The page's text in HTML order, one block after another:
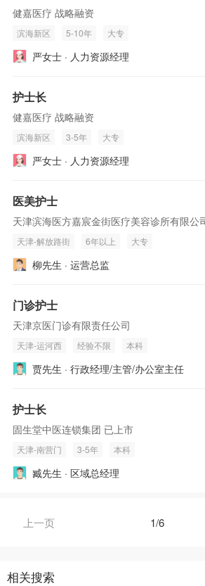
健嘉医疗 战略融资
滨海新区 5-10年 大专
严女士 · 人力资源经理
护士长
健嘉医疗 战略融资
滨海新区 3-5年 大专
严女士 · 人力资源经理
医美护士
天津滨海医方嘉宸金街医疗美容诊所有限公
天津-解放路街 6年以上 大专
柳先生 · 运营总监
门诊护士
天津京医门诊有限责任公司
天津-运河西 经验不限 本科
贾先生 · 行政经理/主管/办公室主任
护士长
固生堂中医连锁集团 已上市
天津-南营门 3-5年 本科
臧先生 · 区域总经理
上一页 1/6
相关搜索